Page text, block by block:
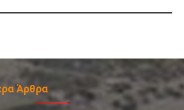
Άρθρα